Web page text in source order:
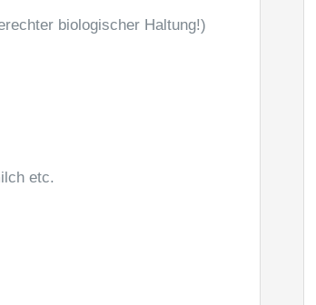
biologischer Haltung!)
etc.